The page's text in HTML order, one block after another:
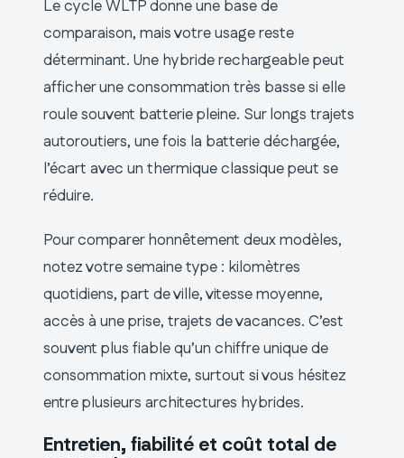
Le cycle WLTP donne une base de
comparaison, mais votre usage reste
déterminant. Une hybride rechargeable peut
afficher une consommation très basse si elle
roule souvent batterie pleine. Sur longs trajets
autoroutiers, une fois la batterie déchargée,
l’écart avec un thermique classique peut se
réduire.
Pour comparer honnêtement deux modèles,
notez votre semaine type : kilomètres
quotidiens, part de ville, vitesse moyenne,
accès à une prise, trajets de vacances. C’est
souvent plus fiable qu’un chiffre unique de
consommation mixte, surtout si vous hésitez
entre plusieurs architectures hybrides.
Entretien, fiabilité et coût total de